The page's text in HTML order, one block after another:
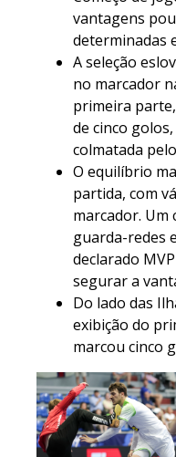
vantagens
determinadas
A seleção
no marcador
primeira
de cinco
colmatada
O equilíbrio
partida, com
marcador. Um
guarda-redes
declarado
segurar a
Do lado das
exibição do
marcou cinco